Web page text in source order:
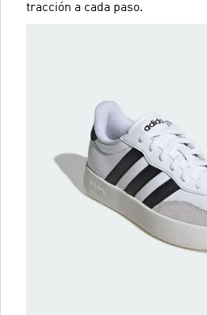
tracción a cada paso.